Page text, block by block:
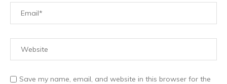
Save my name, email, and website in this browser for the